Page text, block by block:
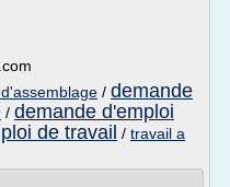
/ demande
/ demande d'emploi
de travail / travail a